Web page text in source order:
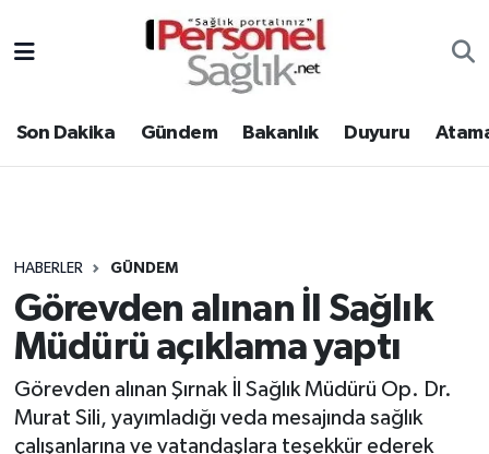
Son Dakika Gündem Bakanlık Duyuru
HABERLER GÜNDEM
Görevden alınan İl Sağlık
Müdürü açıklama yaptı
Görevden alınan Şırnak İl Sağlık Müdürü Op. Dr.
Murat Sili, yayımladığı veda mesajında sağlık
çalışanlarına ve vatandaşlara teşekkür ederek
Gündem
Atamalar
Mevzuat
Sendika
Nöbetçi Eczaneler
Hava Durumu
Tüm Manşetler
Son Dakika Haberleri
Haber Arşivi